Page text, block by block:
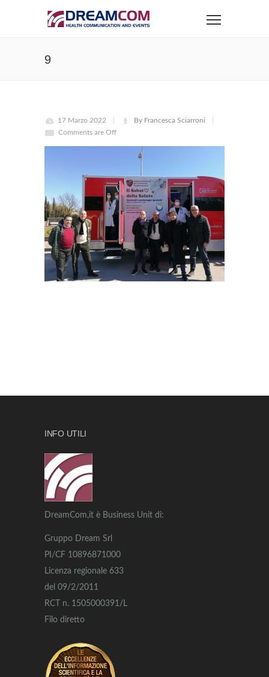
9
17 Marzo 2022
By Francesca Sciarroni
Comments are Off
INFO UTILI
DreamCom,it è Business Unit di:
Gruppo Dream Srl
PI/CF 10896871000
Licenza regionale 633
del 09/2/2011
RCT n. 1505000391/L
Filo diretto